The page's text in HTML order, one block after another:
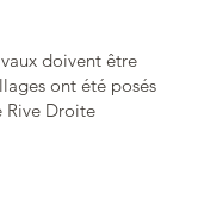
doivent être
ont été posés
Rive Droite